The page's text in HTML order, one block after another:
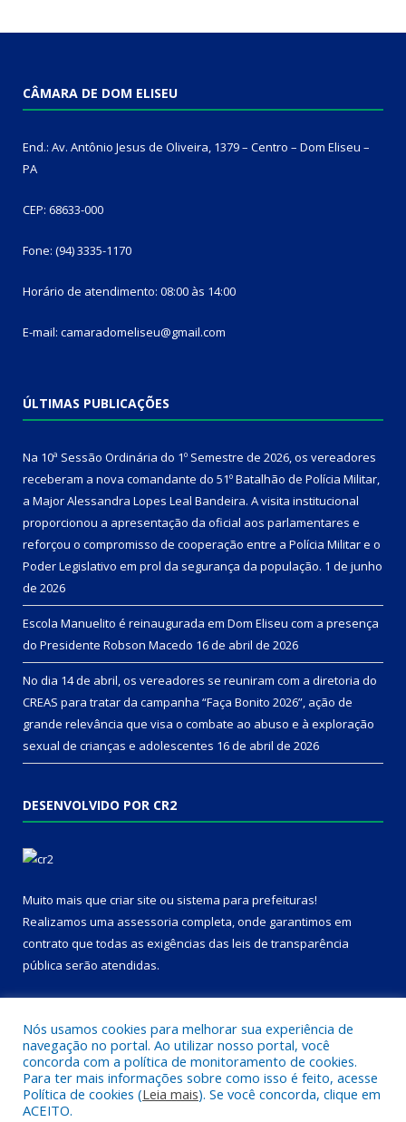
CÂMARA DE DOM ELISEU
End.: Av. Antônio Jesus de Oliveira, 1379 – Centro – Dom Eliseu –
PA
CEP: 68633-000
Fone: (94) 3335-1170
Horário de atendimento: 08:00 às 14:00
E-mail: camaradomeliseu@gmail.com
ÚLTIMAS PUBLICAÇÕES
Na 10ª Sessão Ordinária do 1º Semestre de 2026, os vereadores
receberam a nova comandante do 51º Batalhão de Polícia Militar,
a Major Alessandra Lopes Leal Bandeira. A visita institucional
proporcionou a apresentação da oficial aos parlamentares e
reforçou o compromisso de cooperação entre a Polícia Militar e o
Poder Legislativo em prol da segurança da população. 1 de junho
de 2026
Escola Manuelito é reinaugurada em Dom Eliseu com a presença
do Presidente Robson Macedo 16 de abril de 2026
No dia 14 de abril, os vereadores se reuniram com a diretoria do
CREAS para tratar da campanha “Faça Bonito 2026”, ação de
grande relevância que visa o combate ao abuso e à exploração
sexual de crianças e adolescentes 16 de abril de 2026
DESENVOLVIDO POR CR2
Muito mais que criar site ou sistema para prefeituras!
Realizamos uma assessoria completa, onde garantimos em
contrato que todas as exigências das leis de transparência
pública serão atendidas.
Todos os direitos reservados a Câmara Municipal de Dom Eliseu.
Nós usamos cookies para melhorar sua experiência de
navegação no portal. Ao utilizar nosso portal, você
concorda com a política de monitoramento de cookies.
Para ter mais informações sobre como isso é feito, acesse
Política de cookies (Leia mais). Se você concorda, clique em
ACEITO.